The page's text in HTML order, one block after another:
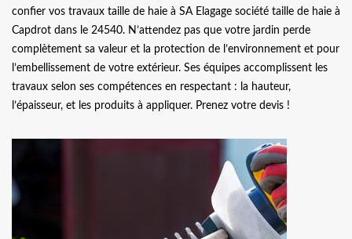
confier vos travaux taille de haie à SA Elagage société taille de haie à
Capdrot dans le 24540. N’attendez pas que votre jardin perde
complètement sa valeur et la protection de l’environnement et pour
l’embellissement de votre extérieur. Ses équipes accomplissent les
travaux selon ses compétences en respectant : la hauteur,
l’épaisseur, et les produits à appliquer. Prenez votre devis !